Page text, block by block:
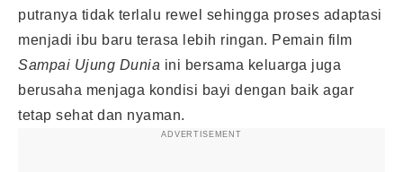
putranya tidak terlalu rewel sehingga proses adaptasi
menjadi ibu baru terasa lebih ringan. Pemain film
Sampai Ujung Dunia ini bersama keluarga juga
berusaha menjaga kondisi bayi dengan baik agar
tetap sehat dan nyaman.
ADVERTISEMENT